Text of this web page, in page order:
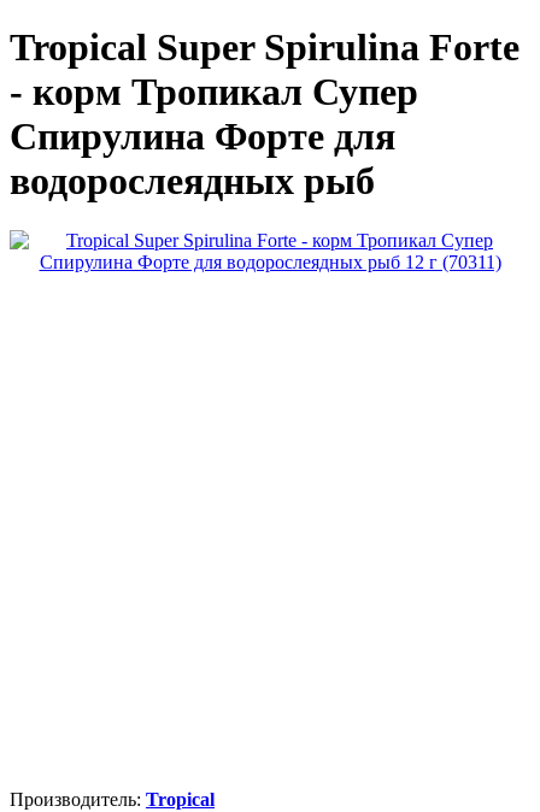
Tropical Super Spirulina Forte
- корм Тропикал Супер
Спирулина Форте для
водорослеядных рыб
Tropical